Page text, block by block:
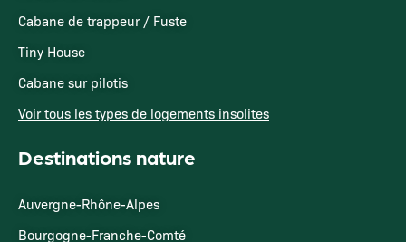
Cabane de trappeur / Fuste
Tiny House
Cabane sur pilotis
Voir tous les types de logements insolites
Destinations nature
Auvergne-Rhône-Alpes
Bourgogne-Franche-Comté